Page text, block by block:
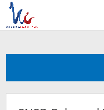
Skip
content